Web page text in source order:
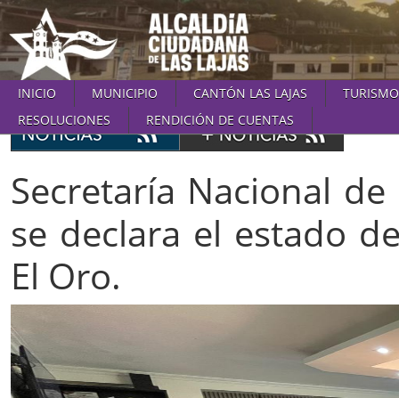
INICIO MUNICIPIO CANTÓN LAS LAJAS
TURISMO
RESOLUCIONES
RENDICIÓN DE CUENTAS
Secretaría Nacional
se declara el estado
El Oro.